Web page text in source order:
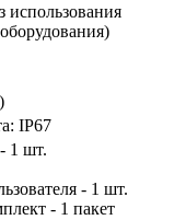
использования
IP67
1 шт.
- 1 шт.
- 1 пакет